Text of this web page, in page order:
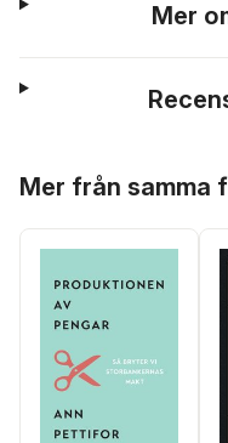
Mer
Mer från samma